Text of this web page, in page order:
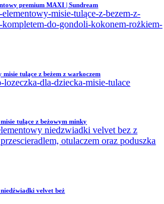
premium MAXI | Sundream
misie tulące z beżem z warkoczem
tulące z beżowym minky
velvet beż